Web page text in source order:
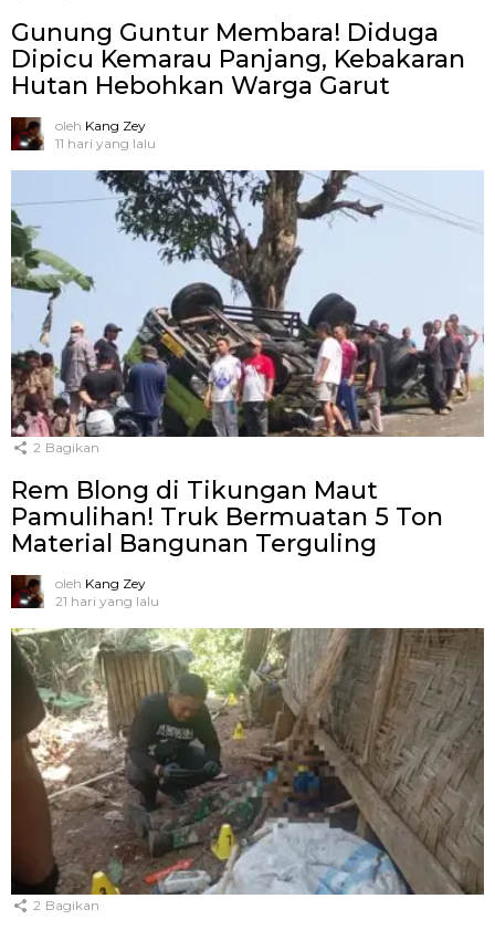
Gunung Guntur Membara! Diduga
Dipicu Kemarau Panjang, Kebakaran
Hutan Hebohkan Warga Garut
oleh Kang Zey
11 hari yang lalu
2 Bagikan
Rem Blong di Tikungan Maut
Pamulihan! Truk Bermuatan 5 Ton
Material Bangunan Terguling
oleh Kang Zey
21 hari yang lalu
2 Bagikan